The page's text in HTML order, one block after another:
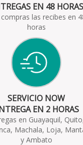
EN 48 HORAS
las recibes en
horas
SERVICIO NOW
EN 2 HORAS
en Guayaquil,
Machala, Loja,
y Ambato